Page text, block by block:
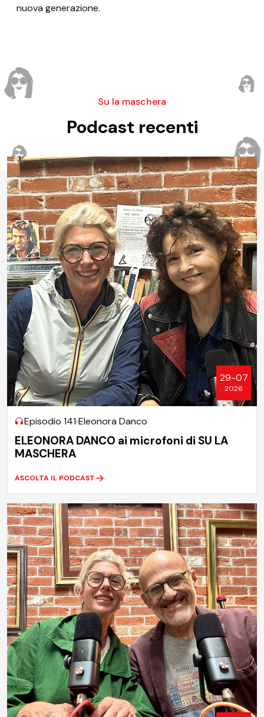
nuova generazione.
Su la maschera
Podcast recenti
29-07
2026
Episodio 141 Eleonora Danco
ELEONORA DANCO ai microfoni di SU LA
MASCHERA
ASCOLTA IL PODCAST